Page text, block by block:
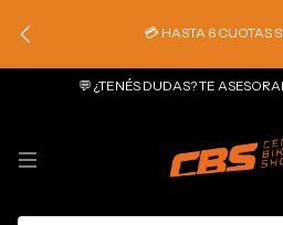
💳 HASTA 6 CUOTAS
💬 ¿TENÉS DUDAS? TE